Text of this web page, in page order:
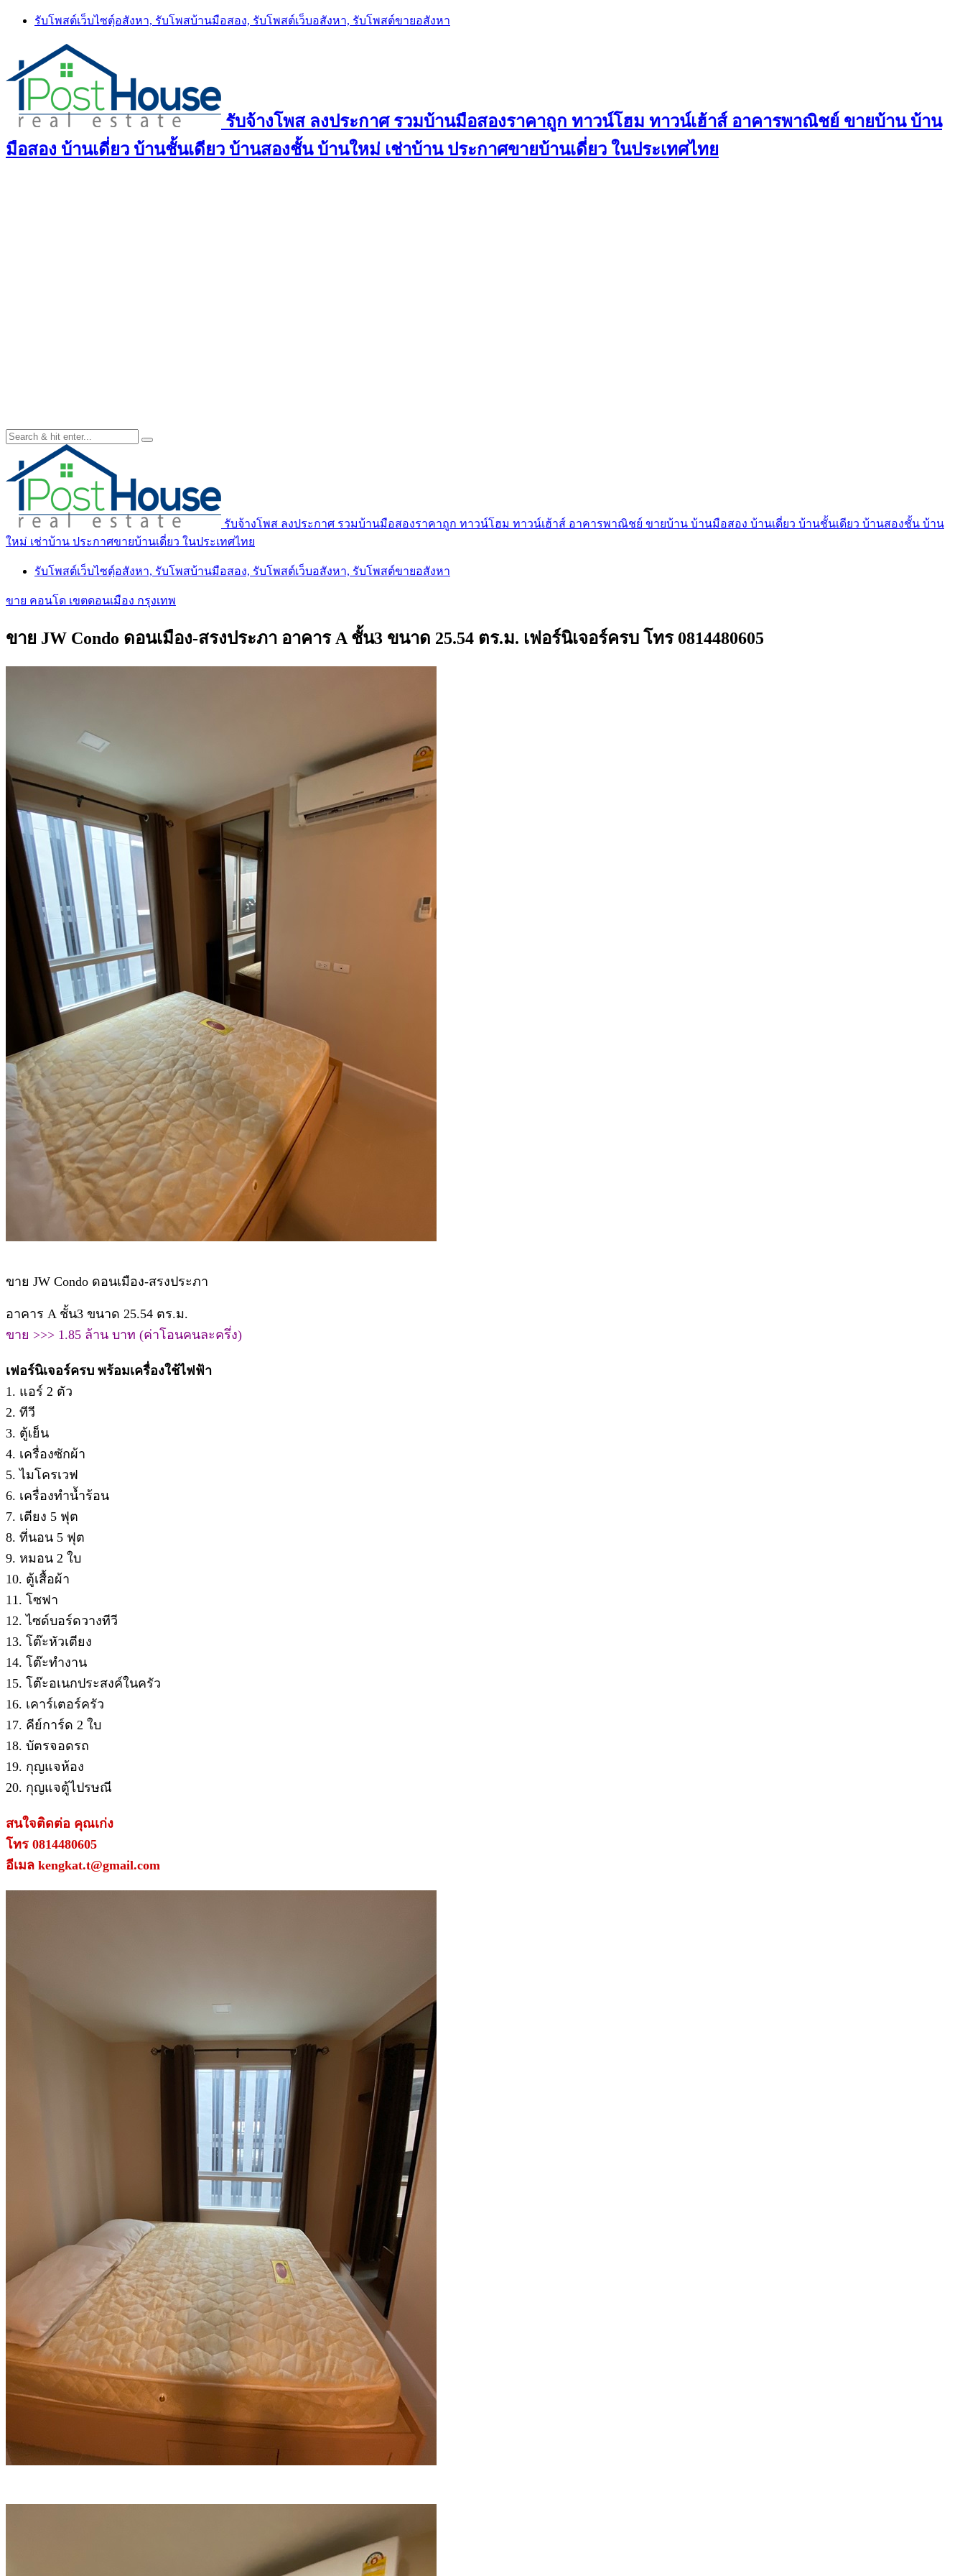
Skip
รับโพสต์เว็บไซตฺ์อสังหา, รับโพสบ้านมือสอง, รับโพสต์เว็บอสังหา, รับโพสต์ขายอสังหา
รับจ้างโพส ลงประกาศ รวมบ้านมือสองราคาถูก ทาวน์โฮม ทาวน์เฮ้าส์ อาคารพาณิชย์ ขายบ้าน บ้าน
มือสอง บ้านเดี่ยว บ้านชั้นเดียว บ้านสองชั้น บ้านใหม่ เช่าบ้าน ประกาศขายบ้านเดี่ยว ในประเทศไทย
รับจ้างโพส ลงประกาศ รวมบ้านมือสองราคาถูก ทาวน์โฮม ทาวน์เฮ้าส์ อาคารพาณิชย์ ขายบ้าน บ้านมือสอง บ้านเดี่ยว บ้านชั้นเดียว บ้านสองชั้น บ้าน
ใหม่ เช่าบ้าน ประกาศขายบ้านเดี่ยว ในประเทศไทย
รับโพสต์เว็บไซตฺ์อสังหา, รับโพสบ้านมือสอง, รับโพสต์เว็บอสังหา, รับโพสต์ขายอสังหา
ขาย คอนโด เขตดอนเมือง กรุงเทพ
ขาย JW Condo ดอนเมือง-สรงประภา อาคาร A ชั้น3 ขนาด 25.54 ตร.ม. เฟอร์นิเจอร์ครบ โทร 0814480605
ขาย JW Condo ดอนเมือง-สรงประภา
อาคาร A ชั้น3 ขนาด 25.54 ตร.ม.
ขาย >>> 1.85 ล้าน บาท (ค่าโอนคนละครึ่ง)
เฟอร์นิเจอร์ครบ พร้อมเครื่องใช้ไฟฟ้า
1. แอร์ 2 ตัว
2. ทีวี
3. ตู้เย็น
4. เครื่องซักผ้า
5. ไมโครเวฟ
6. เครื่องทำน้ำร้อน
7. เตียง 5 ฟุต
8. ที่นอน 5 ฟุต
9. หมอน 2 ใบ
10. ตู้เสื้อผ้า
11. โซฟา
12. ไซด์บอร์ดวางทีวี
13. โต๊ะหัวเตียง
14. โต๊ะทำงาน
15. โต๊ะอเนกประสงค์ในครัว
16. เคาร์เตอร์ครัว
17. คีย์การ์ด 2 ใบ
18. บัตรจอดรถ
19. กุญแจห้อง
20. กุญแจตู้ไปรษณี
สนใจติดต่อ คุณเก่ง
โทร 0814480605
อีเมล kengkat.t@gmail.com